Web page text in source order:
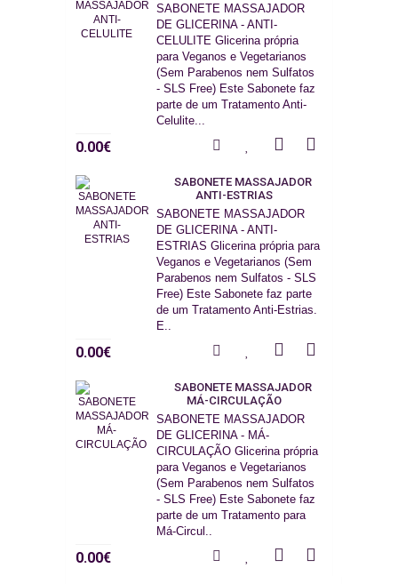
SABONETE MASSAJADOR
DE GLICERINA - ANTI-
CELULITE Glicerina própria
para Veganos e Vegetarianos
(Sem Parabenos nem Sulfatos
- SLS Free) Este Sabonete faz
parte de um Tratamento Anti-
Celulite...
0.00€
SABONETE MASSAJADOR
ANTI-ESTRIAS
SABONETE MASSAJADOR
DE GLICERINA - ANTI-
ESTRIAS Glicerina própria para
Veganos e Vegetarianos (Sem
Parabenos nem Sulfatos - SLS
Free) Este Sabonete faz parte
de um Tratamento Anti-Estrias.
E..
0.00€
SABONETE MASSAJADOR
MÁ-CIRCULAÇÃO
SABONETE MASSAJADOR
DE GLICERINA - MÁ-
CIRCULAÇÃO Glicerina própria
para Veganos e Vegetarianos
(Sem Parabenos nem Sulfatos
- SLS Free) Este Sabonete faz
parte de um Tratamento para
Má-Circul..
0.00€